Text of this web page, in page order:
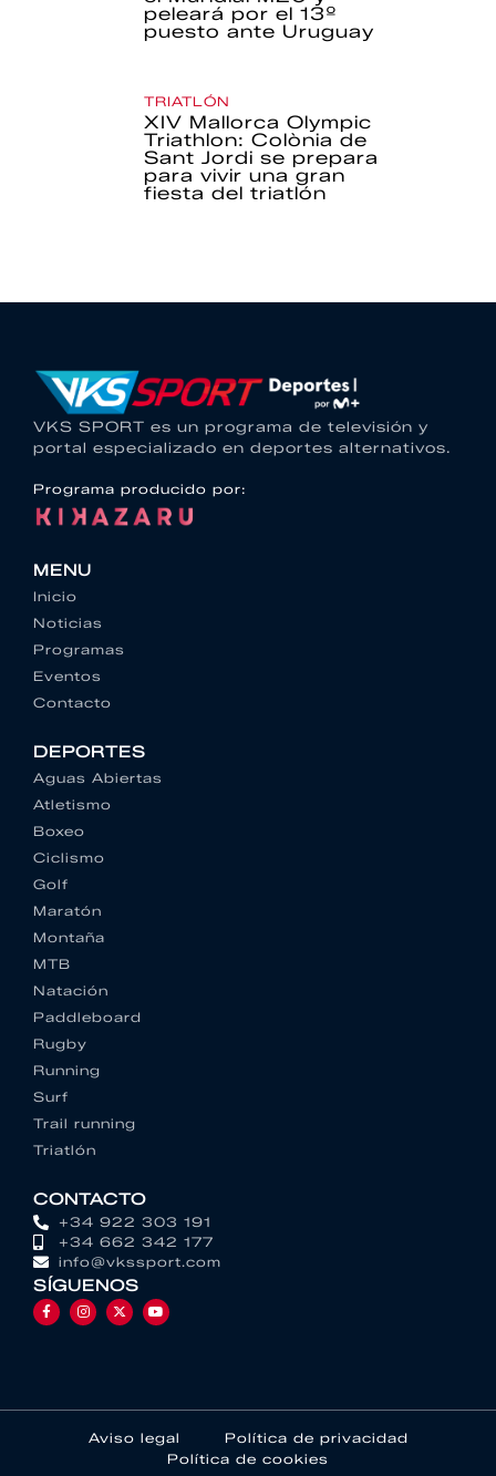
peleará por el 13º
puesto ante Uruguay
TRIATLÓN
XIV Mallorca Olympic
Triathlon: Colònia de
Sant Jordi se prepara
para vivir una gran
fiesta del triatlón
VKS SPORT es un programa de televisión y
portal especializado en deportes alternativos.
Programa producido por:
MENU
Inicio
Noticias
Programas
Eventos
Contacto
DEPORTES
Aguas Abiertas
Atletismo
Boxeo
Ciclismo
Golf
Maratón
Montaña
MTB
Natación
Paddleboard
Rugby
Running
Surf
Trail running
Triatlón
CONTACTO
+34 922 303 191
+34 662 342 177
info@vkssport.com
SÍGUENOS
Aviso legal
Política de privacidad
Política de cookies